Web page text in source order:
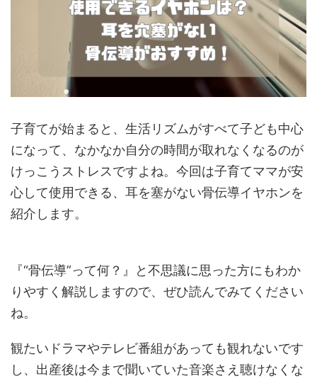
子育てが始まると、生活リズムがすべて子ども中心
になって、なかなか自分の時間が取れなくなるのが
けっこうストレスですよね。 今回は子育てママが安
心して使用できる、耳を塞がない骨伝導イヤホンを
紹介します。
『“骨伝導”って何？』と不思議に思った方にもわか
りやすく解説しますので、ぜひ読んでみてください
ね。
観たいドラマやテレビ番組があっても観れないです
し、出産後は今まで聞いていた音楽さえ聴けなくな